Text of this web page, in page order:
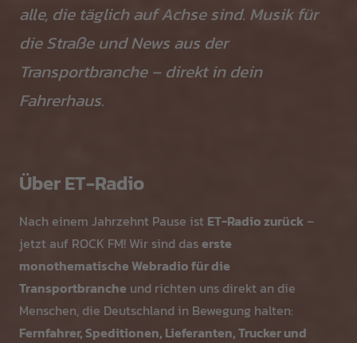
alle, die täglich auf Achse sind. Musik für
die Straße und News aus der
Transportbranche – direkt in dein
Fahrerhaus.
Über ET-Radio
Nach einem Jahrzehnt Pause ist ET-Radio zurück –
jetzt auf ROCK FM! Wir sind daserste
monothematische Webradio für die
Transportbranche und richten uns direkt an die
Menschen, die Deutschland in Bewegung halten:
Fernfahrer, Speditionen, Lieferanten, Trucker und